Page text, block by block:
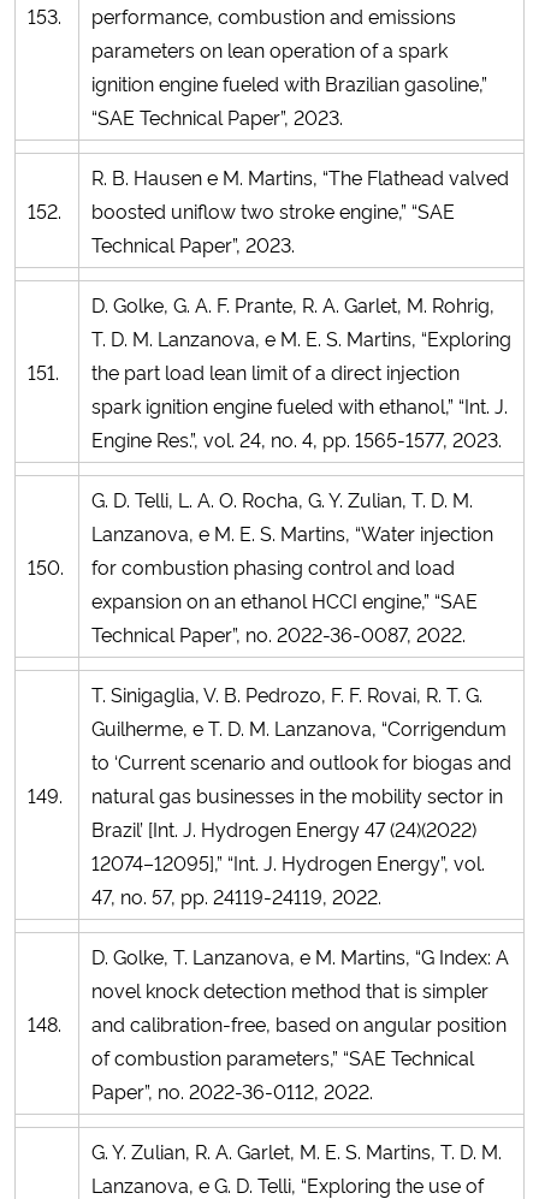
153.
performance, combustion and emissions
parameters on lean operation of a spark
ignition engine fueled with Brazilian gasoline,”
“SAE Technical Paper”, 2023.
152.
R. B. Hausen e M. Martins, “The Flathead valved
boosted uniflow two stroke engine,” “SAE
Technical Paper”, 2023.
151.
D. Golke, G. A. F. Prante, R. A. Garlet, M. Rohrig,
T. D. M. Lanzanova, e M. E. S. Martins, “Exploring
the part load lean limit of a direct injection
spark ignition engine fueled with ethanol,” “Int. J.
Engine Res.”, vol. 24, no. 4, pp. 1565-1577, 2023.
150.
G. D. Telli, L. A. O. Rocha, G. Y. Zulian, T. D. M.
Lanzanova, e M. E. S. Martins, “Water injection
for combustion phasing control and load
expansion on an ethanol HCCI engine,” “SAE
Technical Paper”, no. 2022-36-0087, 2022.
149.
T. Sinigaglia, V. B. Pedrozo, F. F. Rovai, R. T. G.
Guilherme, e T. D. M. Lanzanova, “Corrigendum
to ‘Current scenario and outlook for biogas and
natural gas businesses in the mobility sector in
Brazil’ [Int. J. Hydrogen Energy 47 (24)(2022)
12074–12095],” “Int. J. Hydrogen Energy”, vol.
47, no. 57, pp. 24119-24119, 2022.
148.
D. Golke, T. Lanzanova, e M. Martins, “G Index: A
novel knock detection method that is simpler
and calibration-free, based on angular position
of combustion parameters,” “SAE Technical
Paper”, no. 2022-36-0112, 2022.
G. Y. Zulian, R. A. Garlet, M. E. S. Martins, T. D. M.
Lanzanova, e G. D. Telli, “Exploring the use of